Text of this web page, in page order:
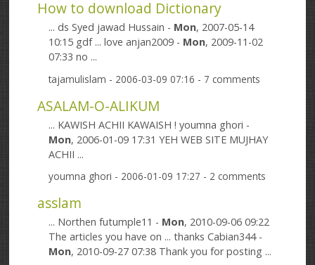
How to download Dictionary
... ds Syed jawad Hussain - Mon, 2007-05-14
10:15 gdf ... love anjan2009 - Mon, 2009-11-02
07:33 no ...
tajamulislam - 2006-03-09 07:16 - 7 comments
ASALAM-O-ALIKUM
... KAWISH ACHII KAWAISH ! youmna ghori -
Mon, 2006-01-09 17:31 YEH WEB SITE MUJHAY
ACHII ...
youmna ghori - 2006-01-09 17:27 - 2 comments
asslam
... Northen futumple11 - Mon, 2010-09-06 09:22
The articles you have on ... thanks Cabian344 -
Mon, 2010-09-27 07:38 Thank you for posting ...